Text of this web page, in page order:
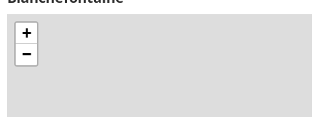
+
−